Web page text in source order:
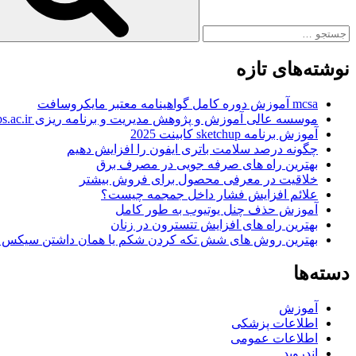
نوشته‌های تازه
mcsa آموزش دوره کامل گواهینامه معتبر مایکروسافت
موسسه عالی آموزش و پژوهش مدیریت و برنامه ریزی www.imps.ac.ir
آموزش برنامه sketchup کابینت 2025
چگونه درصد سلامت باتری ایفون را افزایش دهیم
بهترین راه های صرفه جویی در مصرف برق
خلاقیت در معرفی محصول برای فروش بیشتر
علائم افزایش فشار داخل جمجمه چیست؟
آموزش حذف چنل یوتیوب به طور کامل
بهترین راه های افزایش تتسترون در زنان
بهترین روش های شش تکه کردن شکم یا همان داشتن
دسته‌ها
آموزش
اطلاعات پزشکی
اطلاعات عمومی